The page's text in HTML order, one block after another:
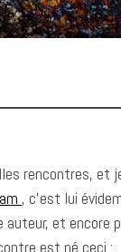
rencontres, et
, c’est lui
auteur, et encore
est né ceci :